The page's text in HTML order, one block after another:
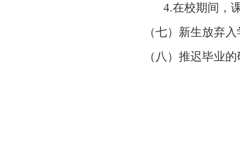
4.在校期间，
（七） 新生放弃
（八） 推迟毕业的